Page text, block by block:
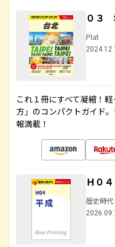
０３
Plat
これ１冊にすべて凝縮！
方」のコンパクトガイド
報満載！
Ｈ０
歴史時代